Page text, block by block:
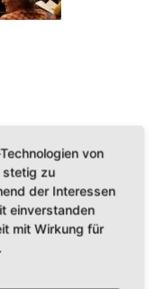
von
stetig zu
der Interessen
einverstanden
mit Wirkung für